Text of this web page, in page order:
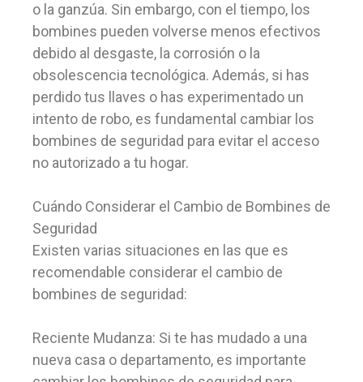
o la ganzúa. Sin embargo, con el tiempo, los
bombines pueden volverse menos efectivos
debido al desgaste, la corrosión o la
obsolescencia tecnológica. Además, si has
perdido tus llaves o has experimentado un
intento de robo, es fundamental cambiar los
bombines de seguridad para evitar el acceso
no autorizado a tu hogar.
Cuándo Considerar el Cambio de Bombines de
Seguridad
Existen varias situaciones en las que es
recomendable considerar el cambio de
bombines de seguridad:
Reciente Mudanza: Si te has mudado a una
nueva casa o departamento, es importante